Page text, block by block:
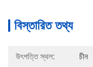
বিস্তারিত তথ্য
উৎপত্তি স্থল: চীন